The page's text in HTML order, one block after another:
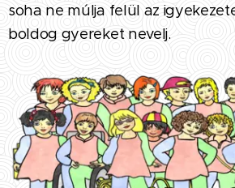
soha ne múlja felül az
boldog gyereket nevelj.